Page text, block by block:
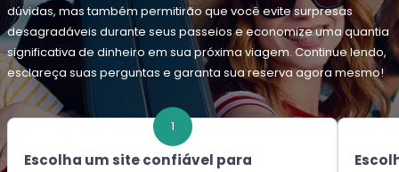
dúvidas, mas também permitirão que você evite surpresas
desagradáveis durante seus passeios e economize uma quantia
significativa de dinheiro em sua próxima viagem. Continue lendo,
esclareça suas perguntas e garanta sua reserva agora mesmo!
1
Escolha um site confiável para